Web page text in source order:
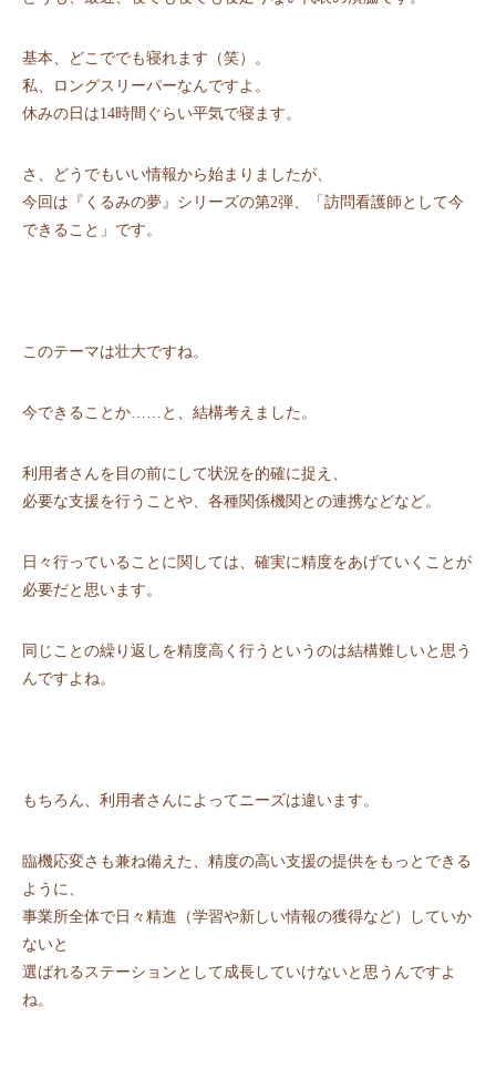
基本、どこででも寝れます（笑）。
私、ロングスリーパーなんですよ。
休みの日は14時間ぐらい平気で寝ます。
さ、どうでもいい情報から始まりましたが、
今回は『くるみの夢』シリーズの第2弾、「訪問看護師として今
できること」です。
このテーマは壮大ですね。
今できることか……と、結構考えました。
利用者さんを目の前にして状況を的確に捉え、
必要な支援を行うことや、各種関係機関との連携などなど。
日々行っていることに関しては、確実に精度をあげていくことが
必要だと思います。
同じことの繰り返しを精度高く行うというのは結構難しいと思う
んですよね。
もちろん、利用者さんによってニーズは違います。
臨機応変さも兼ね備えた、精度の高い支援の提供をもっとできる
ように、
事業所全体で日々精進（学習や新しい情報の獲得など）していか
ないと
選ばれるステーションとして成長していけないと思うんですよ
ね。